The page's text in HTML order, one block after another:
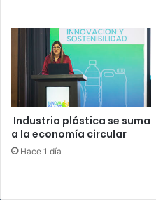
Industria plástica se suma
a la economía circular
Hace 1 día